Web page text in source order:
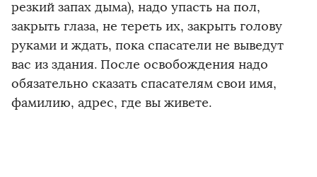
резкий запах дыма), надо упасть на пол,
закрыть глаза, не тереть их, закрыть голову
руками и ждать, пока спасатели не выведут
вас из здания. После освобождения надо
обязательно сказать спасателям свои имя,
фамилию, адрес, где вы живете.